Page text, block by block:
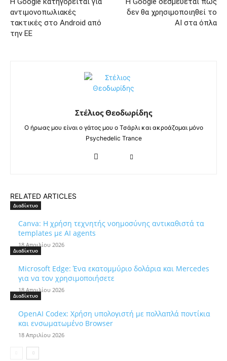
αντιμονοπωλιακές
τακτικές στο Android από
την ΕΕ
δεν θα χρησιμοποιηθεί το
AI στα όπλα
Στέλιος Θεοδωρίδης
Ο ήρωας μου είναι ο γάτος μου ο Τσάρλι και ακροάζομαι μόνο
Psychedelic Trance
RELATED ARTICLES
Διαδίκτυο
Canva: Η χρήση τεχνητής νοημοσύνης αντικαθιστά τα
templates με AI agents
18 Απριλίου 2026
Διαδίκτυο
Microsoft Edge: Ένα εκατομμύριο δολάρια και Mercedes
για να τον χρησιμοποιήσετε
18 Απριλίου 2026
Διαδίκτυο
OpenAI Codex: Χρήση υπολογιστή με πολλαπλά ποντίκια
και ενσωματωμένο Browser
18 Απριλίου 2026